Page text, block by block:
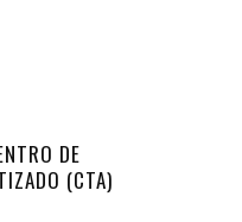
DE
(CTA)